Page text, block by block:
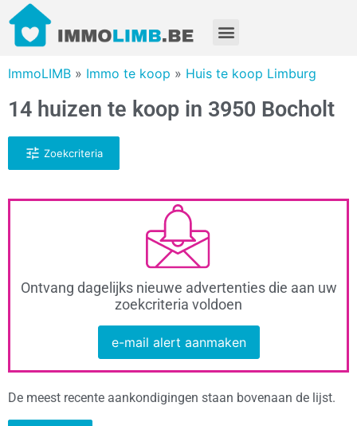
ImmoLIMB » Immo te koop » Huis te koop Limburg
14 huizen te koop in 3950 Bocholt
Zoekcriteria
Ontvang dagelijks nieuwe advertenties die aan uw
zoekcriteria voldoen
e-mail alert aanmaken
De meest recente aankondigingen staan bovenaan de lijst.